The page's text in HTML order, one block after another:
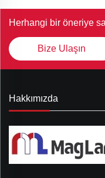
Herhangi bir öneriye
Bize Ulaşın
Hakkımızda